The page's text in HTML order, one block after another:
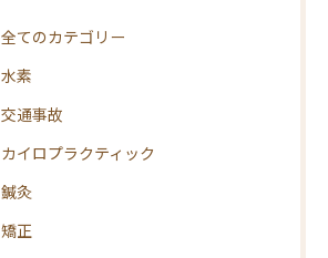
全てのカテゴリー
水素
交通事故
カイロプラクティック
鍼灸
矯正